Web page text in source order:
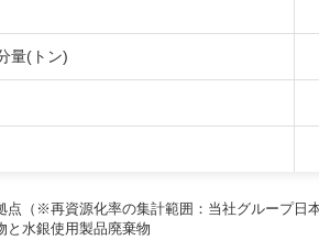
量(トン)
（※再資源化率の集計範囲：当社グループ日本
水銀使用製品廃棄物